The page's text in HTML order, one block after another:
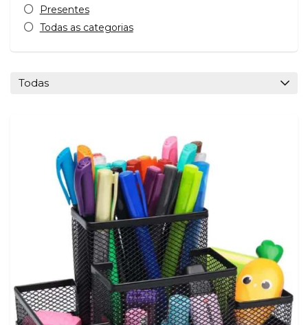
Presentes
Todas as categorias
Todas